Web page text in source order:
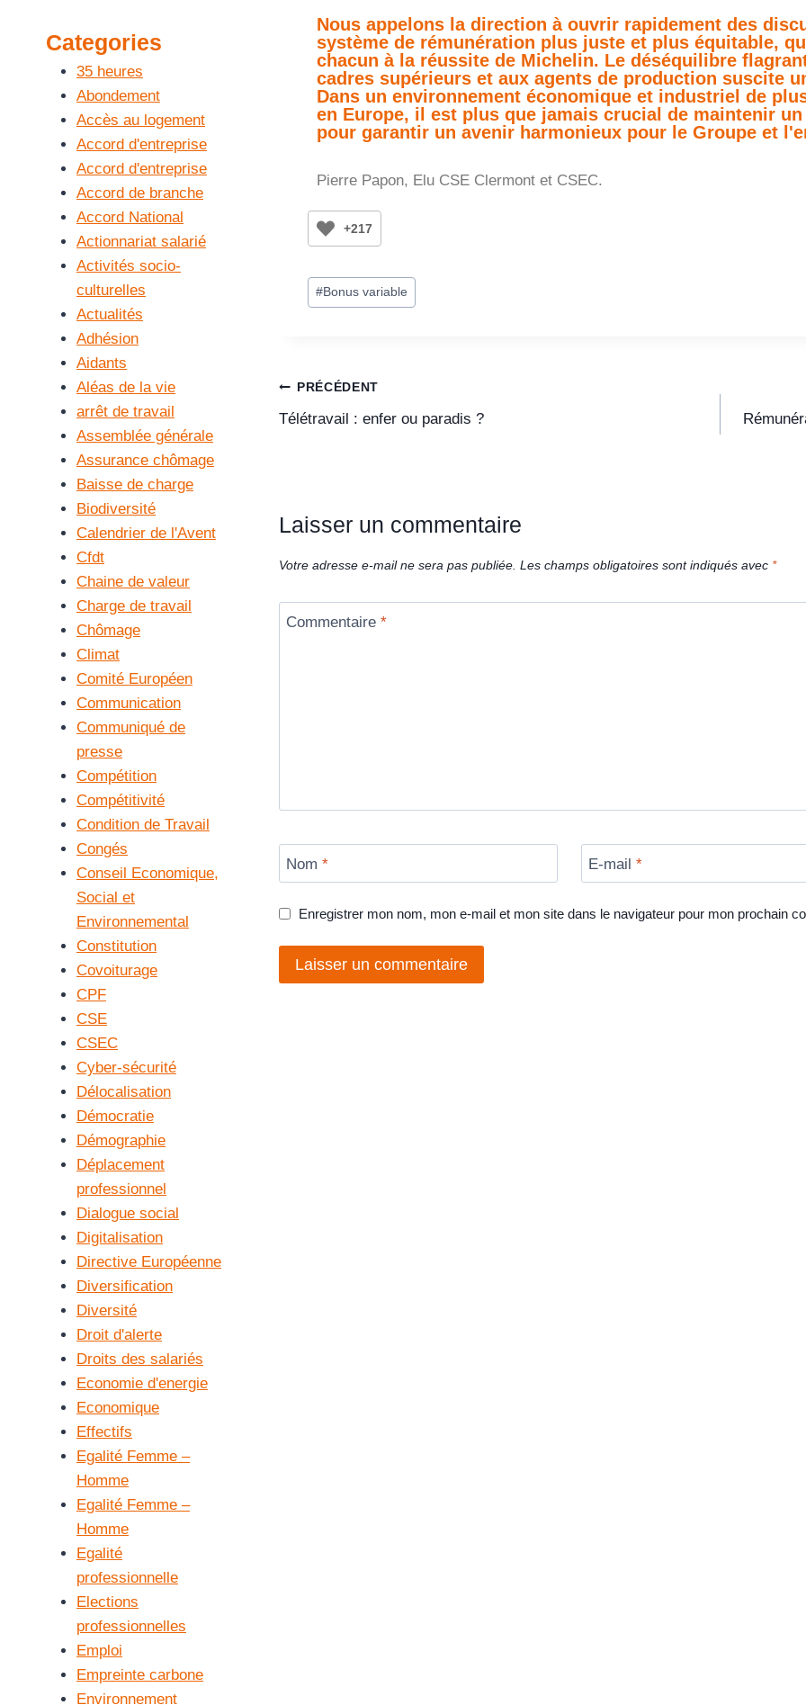
Nous appelons la direction à ouvrir rapidement des
système de rémunération plus juste et plus équitable,
chacun à la réussite de Michelin. Le déséquilibre
cadres supérieurs et aux agents de production suscite
Dans un environnement économique et industriel de
en Europe, il est plus que jamais crucial de maintenir
pour garantir un avenir harmonieux pour le Groupe et
Pierre Papon, Elu CSE Clermont et CSEC.
+217
#Bonus variable
PRÉCÉDENT
Télétravail : enfer ou paradis ?
Laisser un commentaire
Votre adresse e-mail ne sera pas publiée. Les champs obligatoires sont indiqués avec *
Commentaire *
Nom * E-mail*
Enregistrer mon nom, mon e-mail et mon site dans le navigateur pour mon prochain
Categories
35 heures
Abondement
Accès au logement
Accord d'entreprise
Accord d'entreprise
Accord de branche
Accord National
Actionnariat salarié
Activités socio-
culturelles
Actualités
Adhésion
Aidants
Aléas de la vie
arrêt de travail
Assemblée générale
Assurance chômage
Baisse de charge
Biodiversité
Calendrier de l'Avent
Cfdt
Chaine de valeur
Charge de travail
Chômage
Climat
Comité Européen
Communication
Communiqué de
presse
Compétition
Compétitivité
Condition de Travail
Congés
Conseil Economique,
Social et
Environnemental
Constitution
Covoiturage
CPF
CSE
CSEC
Cyber-sécurité
Délocalisation
Démocratie
Démographie
Déplacement
professionnel
Dialogue social
Digitalisation
Directive Européenne
Diversification
Diversité
Droit d'alerte
Droits des salariés
Economie d'energie
Economique
Effectifs
Egalité Femme –
Homme
Egalité Femme –
Homme
Egalité
professionnelle
Elections
professionnelles
Emploi
Empreinte carbone
Environnement